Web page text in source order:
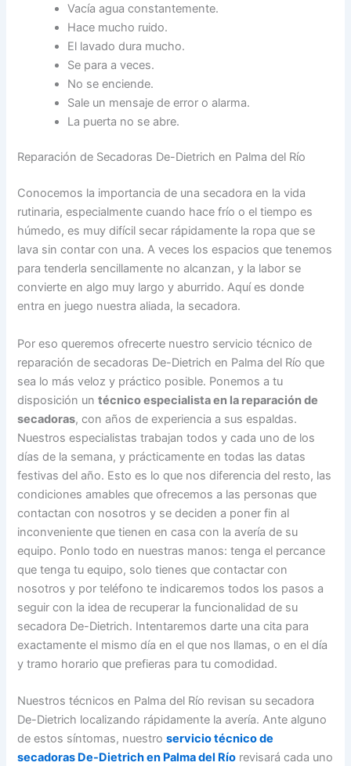
Vacía agua constantemente.
Hace mucho ruido.
El lavado dura mucho.
Se para a veces.
No se enciende.
Sale un mensaje de error o alarma.
La puerta no se abre.
Reparación de Secadoras De-Dietrich en Palma del Río
Conocemos la importancia de una secadora en la vida
rutinaria, especialmente cuando hace frío o el tiempo es
húmedo, es muy difícil secar rápidamente la ropa que se
lava sin contar con una. A veces los espacios que tenemos
para tenderla sencillamente no alcanzan, y la labor se
convierte en algo muy largo y aburrido. Aquí es donde
entra en juego nuestra aliada, la secadora.
Por eso queremos ofrecerte nuestro servicio técnico de
reparación de secadoras De-Dietrich en Palma del Río que
sea lo más veloz y práctico posible. Ponemos a tu
disposición untécnico especialista en la reparación de
secadoras, con años de experiencia a sus espaldas.
Nuestros especialistas trabajan todos y cada uno de los
días de la semana, y prácticamente en todas las datas
festivas del año. Esto es lo que nos diferencia del resto, las
condiciones amables que ofrecemos a las personas que
contactan con nosotros y se deciden a poner fin al
inconveniente que tienen en casa con la avería de su
equipo. Ponlo todo en nuestras manos: tenga el percance
que tenga tu equipo, solo tienes que contactar con
nosotros y por teléfono te indicaremos todos los pasos a
seguir con la idea de recuperar la funcionalidad de su
secadora De-Dietrich. Intentaremos darte una cita para
exactamente el mismo día en el que nos llamas, o en el día
y tramo horario que prefieras para tu comodidad.
Nuestros técnicos en Palma del Río revisan su secadora
De-Dietrich localizando rápidamente la avería. Ante alguno
de estos síntomas, nuestroservicio técnico de
secadoras De-Dietrich en Palma del Río revisará cada uno